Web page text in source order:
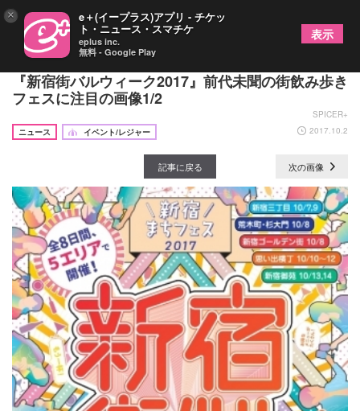
新宿の人気繁華街で怒涛の8 日間連続で開催される
『新宿街バルウィーク2017』前代未聞の街飲み歩き
フェスに注目の画像1/2
SPICER+
ニュース
イベント/レジャー 2017.10.2
記事に戻る 次の画像
× e＋(イープラス)アプリ - チケッ
ト・ニュース・スマチケ
eplus inc.
無料 - Google Play
表示